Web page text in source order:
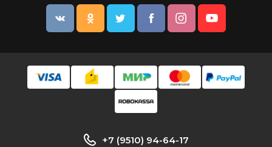
+7 (9510) 94-64-17